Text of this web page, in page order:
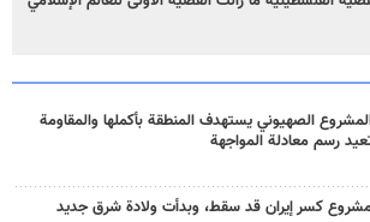
الصهيوني يستهدف المنطقة بأكملها والمقاومة
رسم معادلة المواجهة
كسر إيران قد سقط، وبدأت ولادة شرق جديد